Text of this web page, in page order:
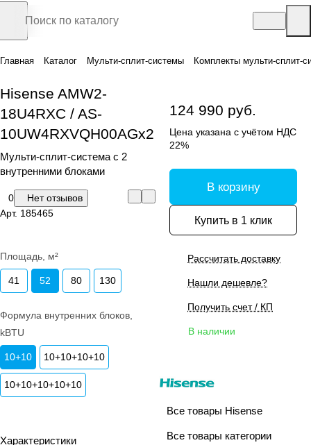
Главная Каталог Мульти-сплит-системы Комплекты мульти-сплит-
Hisense AMW2-
18U4RXC / AS-
10UW4RXVQH00AGx2
Мульти-сплит-система с 2
внутренними блоками
0
Нет отзывов
Арт. 185465
Площадь, м²
41 52 80 130
Формула внутренних блоков,
kBTU
10+10 10+10+10+10
10+10+10+10+10
Характеристики
124 990 руб.
Цена указана с учётом НДС
22%
В корзину
Купить в 1 клик
Рассчитать доставку
Нашли дешевле?
Получить счет / КП
В наличии
Все товары Hisense
Все товары категории